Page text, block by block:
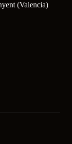
(Valencia)